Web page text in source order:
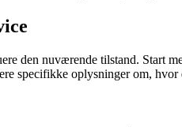
den nuværende tilstand. Start
specifikke oplysninger om,